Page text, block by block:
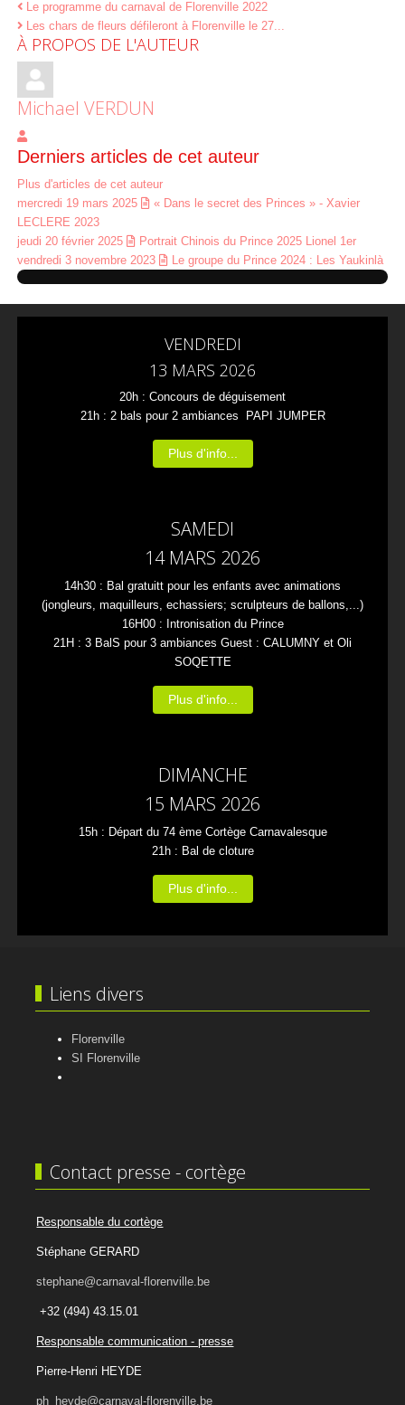
Le programme du carnaval de Florenville 2022
Les chars de fleurs défileront à Florenville le 27...
À PROPOS DE L'AUTEUR
Michael VERDUN
Michael VERDUN
Derniers articles de cet auteur
Plus d'articles de cet auteur
mercredi 19 mars 2025
« Dans le secret des Princes » - Xavier
LECLERE 2023
jeudi 20 février 2025
Portrait Chinois du Prince 2025 Lionel 1er
vendredi 3 novembre 2023
Le groupe du Prince 2024 : Les Yaukinlà
VENDREDI
13 MARS 2026
20h : Concours de déguisement
21h : 2 bals pour 2 ambiances PAPI JUMPER
Plus d'info...
SAMEDI
14 MARS 2026
14h30 : Bal gratuitt pour les enfants avec animations
(jongleurs, maquilleurs, echassiers; scrulpteurs de ballons,...)
16H00 : Intronisation du Prince
21H : 3 BalS pour 3 ambiances Guest : CALUMNY et Oli
SOQETTE
Plus d'info...
DIMANCHE
15 MARS 2026
15h : Départ du 74 ème Cortège Carnavalesque
21h : Bal de cloture
Plus d'info...
Liens divers
Florenville
SI Florenville
Contact presse - cortège
Responsable du cortège
Stéphane GERARD
stephane@carnaval-florenville.be
+32 (494) 43.15.01
Responsable communication - presse
Pierre-Henri HEYDE
ph_heyde@carnaval-florenville.be